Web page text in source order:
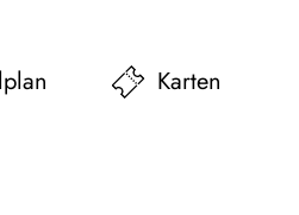
Karten